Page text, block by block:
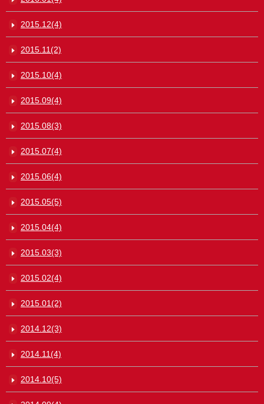
2015.12(4)
2015.11(2)
2015.10(4)
2015.09(4)
2015.08(3)
2015.07(4)
2015.06(4)
2015.05(5)
2015.04(4)
2015.03(3)
2015.02(4)
2015.01(2)
2014.12(3)
2014.11(4)
2014.10(5)